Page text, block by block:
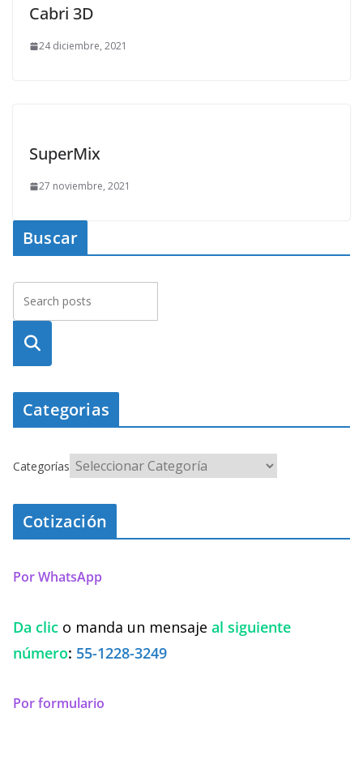
Cabri 3D
24 diciembre, 2021
SuperMix
27 noviembre, 2021
Buscar
Busca
Categorias
Categorías
Cotización
Por WhatsApp
Da clic o manda un mensaje al siguiente
número: 55-1228-3249
Por formulario